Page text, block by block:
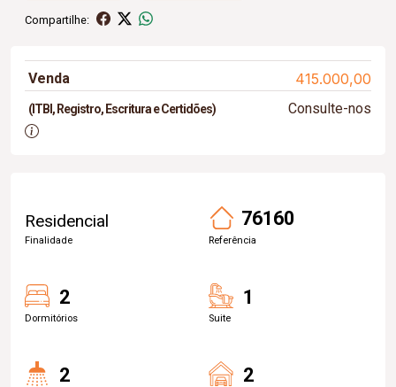
Compartilhe:
Venda 415.000,00
(ITBI, Registro, Escritura e Certidões) Consulte-nos
Residencial
Finalidade
76160
Referência
2
Dormitórios
1
Suite
2 2